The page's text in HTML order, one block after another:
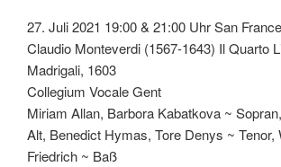
27. Juli 2021 19:00 & 21:00 Uhr San
Claudio Monteverdi (1567-1643) Il Quarto
Madrigali, 1603
Collegium Vocale Gent
Miriam Allan, Barbora Kabatkova ~
Alt, Benedict Hymas, Tore Denys ~ Tenor,
Friedrich ~ Baß